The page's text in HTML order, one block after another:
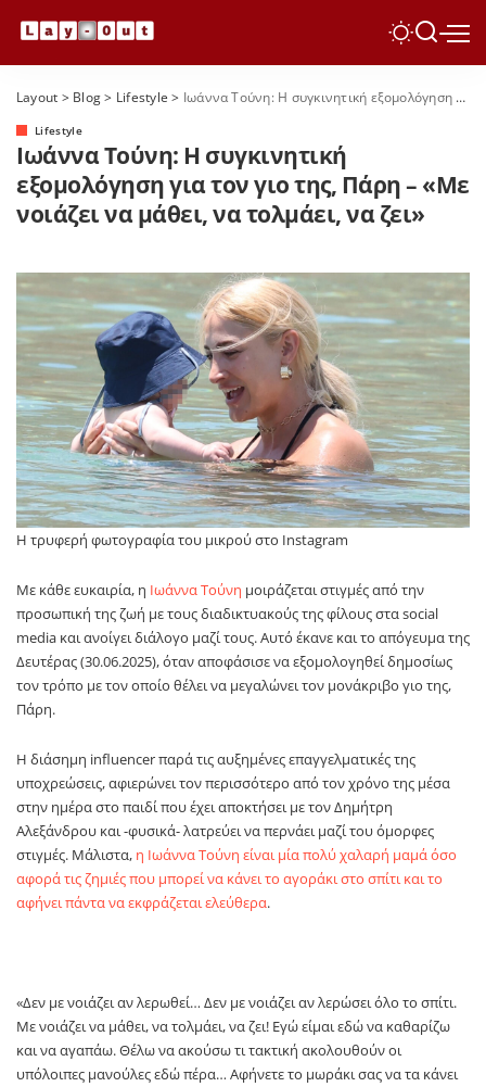
Layout > Blog> Lifestyle > Ιωάννα Τούνη: Η συγκινητική εξομολόγηση για τον γιο της, Πάρη – «Με νοιάζει να μάθει, να τολμάει, να ζει»
Lifestyle
Ιωάννα Τούνη: Η συγκινητική
εξομολόγηση για τον γιο της, Πάρη – «Με
νοιάζει να μάθει, να τολμάει, να ζει»
Η τρυφερή φωτογραφία του μικρού στο Instagram
Με κάθε ευκαιρία, η Ιωάννα Τούνη μοιράζεται στιγμές από την
προσωπική της ζωή με τους διαδικτυακούς της φίλους στα social
media και ανοίγει διάλογο μαζί τους. Αυτό έκανε και το απόγευμα της
Δευτέρας (30.06.2025), όταν αποφάσισε να εξομολογηθεί δημοσίως
τον τρόπο με τον οποίο θέλει να μεγαλώνει τον μονάκριβο γιο της,
Πάρη.
Η διάσημη influencer παρά τις αυξημένες επαγγελματικές της
υποχρεώσεις, αφιερώνει τον περισσότερο από τον χρόνο της μέσα
στην ημέρα στο παιδί που έχει αποκτήσει με τον Δημήτρη
Αλεξάνδρου και -φυσικά- λατρεύει να περνάει μαζί του όμορφες
στιγμές. Μάλιστα, η Ιωάννα Τούνη είναι μία πολύ χαλαρή μαμά όσο
αφορά τις ζημιές που μπορεί να κάνει το αγοράκι στο σπίτι και το
αφήνει πάντα να εκφράζεται ελεύθερα.
«Δεν με νοιάζει αν λερωθεί… Δεν με νοιάζει αν λερώσει όλο το σπίτι.
Με νοιάζει να μάθει, να τολμάει, να ζει! Εγώ είμαι εδώ να καθαρίζω
και να αγαπάω. Θέλω να ακούσω τι τακτική ακολουθούν οι
υπόλοιπες μανούλες εδώ πέρα… Αφήνετε το μωράκι σας να τα κάνει